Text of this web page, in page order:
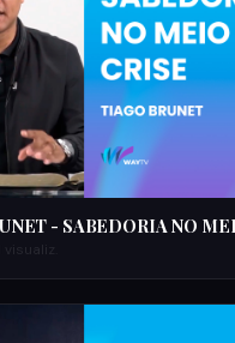
- SABEDORIA NO